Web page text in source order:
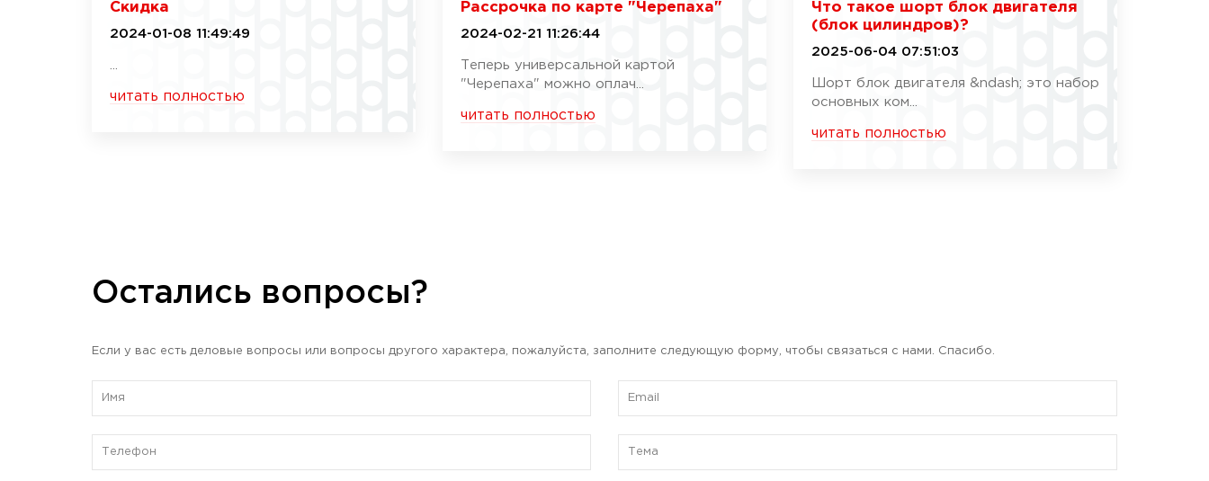
Скидка
2024-01-08 11:49:49
читать полностью
Рассрочка по карте "Черепаха"
2024-02-21 11:26:44
Теперь универсальной картой
"Черепаха" можно оплач...
читать полностью
Что такое шорт блок двигателя
(блок цилиндров)?
2025-06-04 07:51:03
Шорт блок двигателя &ndash; это набор
основных ком...
читать полностью
Остались вопросы?
Если у вас есть деловые вопросы или вопросы другого характера, пожалуйста, заполните следующую форму, чтобы связаться с нами. Спасибо.